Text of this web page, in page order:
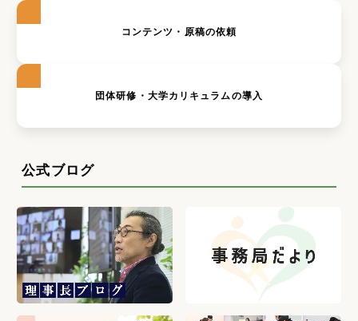
コンテンツ・原稿の依頼
団体研修・大学カリキュラムの導入
公式ブログ